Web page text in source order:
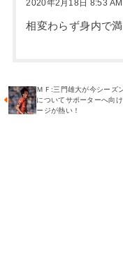
2020年2月18日 8:53 AM
相変わらず身内で
ＭＦ:三門雄大が今シーズ
についてサポーターへ向
ージが熱い！